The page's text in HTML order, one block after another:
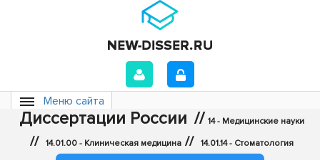
Меню сайта
Диссертации России // 14 - Медицинские науки
// 14.01.00 - Клиническая медицина // 14.01.14 - Стоматология